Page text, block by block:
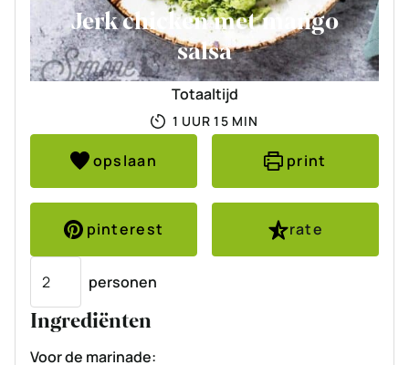
Jerk chicken met mango
salsa
Totaaltijd
1 UUR
UUR 15MINUTEN
MIN
opslaan print
pinterest
rate
personen
Ingrediënten
Voor de marinade: